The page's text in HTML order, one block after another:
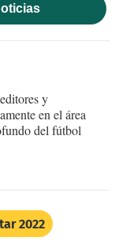
y
en el área
del fútbol
2022